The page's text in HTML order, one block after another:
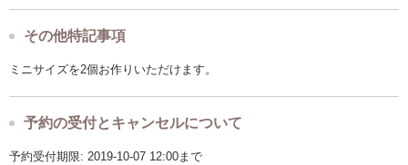
その他特記事項
ミニサイズを2個お作りいただけます。
予約の受付とキャンセルについて
予約受付期限: 2019-10-07 12:00まで